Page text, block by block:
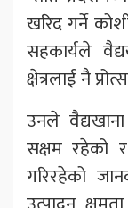
खरिद गर्ने
सहकार्यले
क्षेत्रलाई नै
उनले
सक्षम रहेको
गरिरहेको